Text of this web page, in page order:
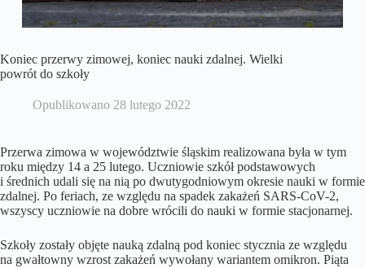
Koniec przerwy zimowej, koniec nauki zdalnej. Wielki
powrót do szkoły
Opublikowano 28 lutego 2022
Przerwa zimowa w województwie śląskim realizowana była w tym
roku między 14 a 25 lutego. Uczniowie szkół podstawowych
i średnich udali się na nią po dwutygodniowym okresie nauki w formie
zdalnej. Po feriach, ze względu na spadek zakażeń SARS-CoV-2,
wszyscy uczniowie na dobre wrócili do nauki w formie stacjonarnej.
Szkoły zostały objęte nauką zdalną pod koniec stycznia ze względu
na gwałtowny wzrost zakażeń wywołany wariantem omikron. Piąta